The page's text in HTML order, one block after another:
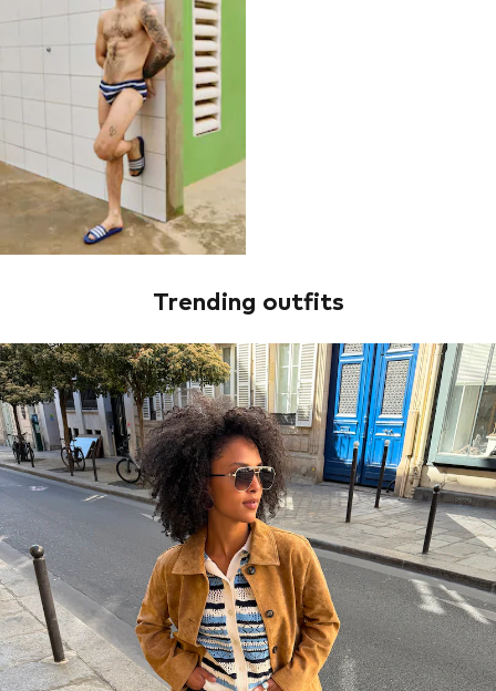
Trending outfits